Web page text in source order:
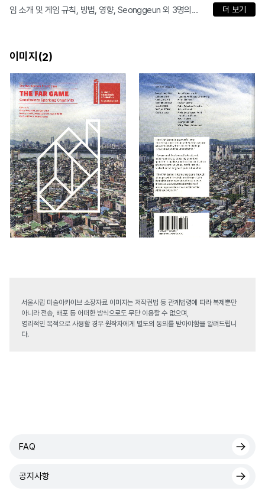
임 소개 및 게임 규칙, 방법, 영향, Seonggeun 외 3명의...
더 보기
이미지(2)
서울시립 미술아카이브 소장자료 이미지는 저작권법 등 관계법령에 따라 복제뿐만
아니라 전송, 배포 등 어떠한 방식으로도 무단 이용할 수 없으며,
영리적인 목적으로 사용할 경우 원작자에게 별도의 동의를 받아야함을 알려드립니
다.
FAQ
공지사항